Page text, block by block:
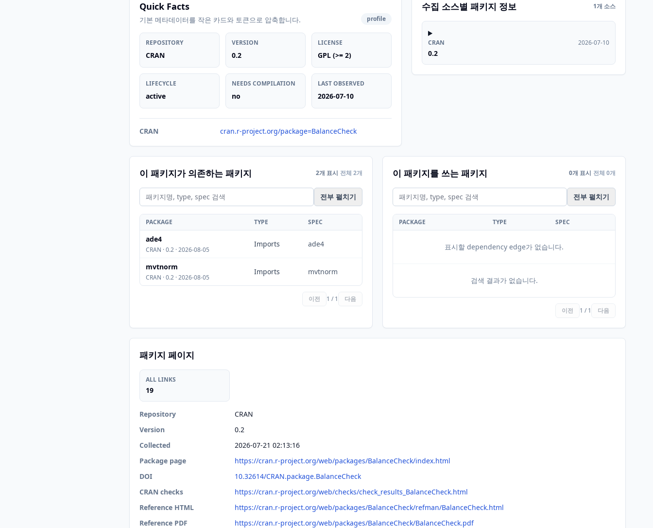
Quick Facts
기본 메타데이터를 작은 카드와 토큰으로 압축합니다. profile
REPOSITORY
CRAN
VERSION
0.2
LICENSE
GPL (>= 2)
LIFECYCLE
active
NEEDS COMPILATION
no
LAST OBSERVED
2026-07-10
CRAN cran.r-project.org/package=BalanceCheck
수집 소스별 패키지 정보 1개 소스
CRAN
0.2
2026-07-10
이 패키지가 의존하는 패키지 2개 표시 전체 2개
전부 펼치기
PACKAGE TYPE SPEC
ade4
CRAN · 0.2 · 2026-08-05
Imports ade4
mvtnorm
CRAN · 0.2 · 2026-08-05
Imports mvtnorm
이전 1 / 1 다음
이 패키지를 쓰는 패키지 0개 표시 전체 0개
전부 펼치기
PACKAGE TYPE SPEC
표시할 dependency edge가 없습니다.
검색 결과가 없습니다.
이전 1 / 1 다음
패키지 페이지
ALL LINKS
19
Repository
CRAN
Version
0.2
Collected
2026-07-21 02:13:16
Package page
https://cran.r-project.org/web/packages/BalanceCheck/index.html
DOI
10.32614/CRAN.package.BalanceCheck
CRAN checks
https://cran.r-project.org/web/checks/check_results_BalanceCheck.html
Reference HTML
https://cran.r-project.org/web/packages/BalanceCheck/refman/BalanceCheck.html
Reference PDF
https://cran.r-project.org/web/packages/BalanceCheck/BalanceCheck.pdf